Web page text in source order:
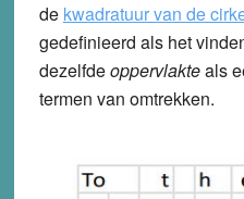
de kwadratuur van de
gedefinieerd als het
dezelfdeoppervlakteals
termen van omtrekken.